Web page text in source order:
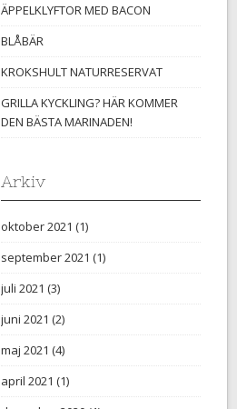
ÄPPELKLYFTOR MED BACON
BLÅBÄR
KROKSHULT NATURRESERVAT
GRILLA KYCKLING? HÄR KOMMER
DEN BÄSTA MARINADEN!
Arkiv
oktober 2021 (1)
september 2021 (1)
juli 2021 (3)
juni 2021 (2)
maj 2021 (4)
april 2021 (1)